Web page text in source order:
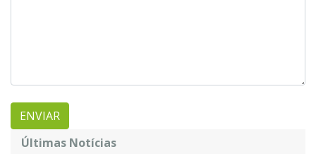
Últimas Notícias